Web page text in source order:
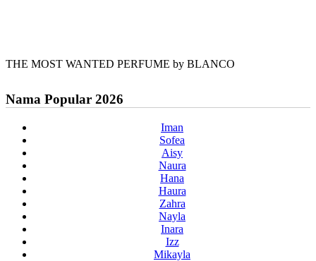
THE MOST WANTED PERFUME by BLANCO
Nama Popular 2026
Iman
Sofea
Aisy
Naura
Hana
Haura
Zahra
Nayla
Inara
Izz
Mikayla